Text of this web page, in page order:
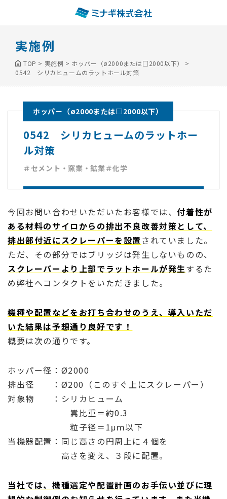
実施例
TOP > 実施例 > ホッパー（ø2000または□2000以下）
>
0542 シリカヒュームのラットホール対策
ホッパー（ø2000または□2000以下）
0542 シリカヒュームのラットホー
ル対策
＃セメント・窯業・鉱業＃化学
今回お問い合わせいただいたお客様では、 付着性が
ある材料のサイロからの排出不良改善対策として、
排出部付近にスクレーパーを設置されていました。
ただ、その部分ではブリッジは発生しないものの、
スクレーパーより上部でラットホールが発生するた
め弊社へコンタクトをいただきました。
機種や配置などをお打ち合わせのうえ、導入いただ
いた結果は予想通り良好です！
概要は次の通りです。
ホッパー径：Ø2000
排出径 ：Ø200（このすぐ上にスクレーパー）
対象物 ：シリカヒューム
嵩比重＝約0.3
粒子径＝1μｍ以下
当機器配置：同じ高さの円周上に４個を
高さを変え、３段に配置。
当社では、機種選定や配置計画のお手伝い並びに理